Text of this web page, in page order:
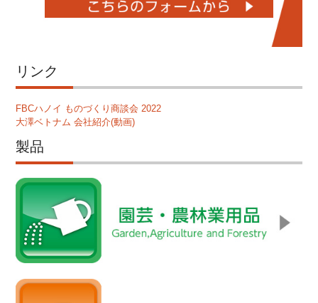
リンク
FBCハノイ ものづくり商談会 2022
大澤ベトナム 会社紹介(動画)
製品